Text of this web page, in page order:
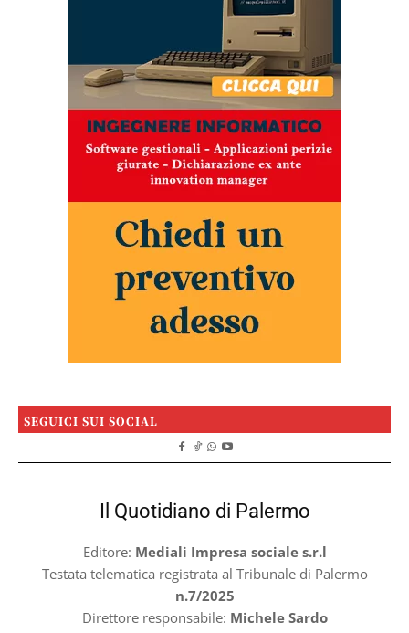
SEGUICI SUI SOCIAL
Il Quotidiano di Palermo
Editore: Mediali Impresa sociale s.r.l
Testata telematica registrata al Tribunale di Palermo
n.7/2025
Direttore responsabile: Michele Sardo